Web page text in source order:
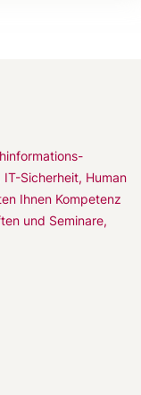
Sicherheit, Human
Ihnen Kompetenz
und Seminare,